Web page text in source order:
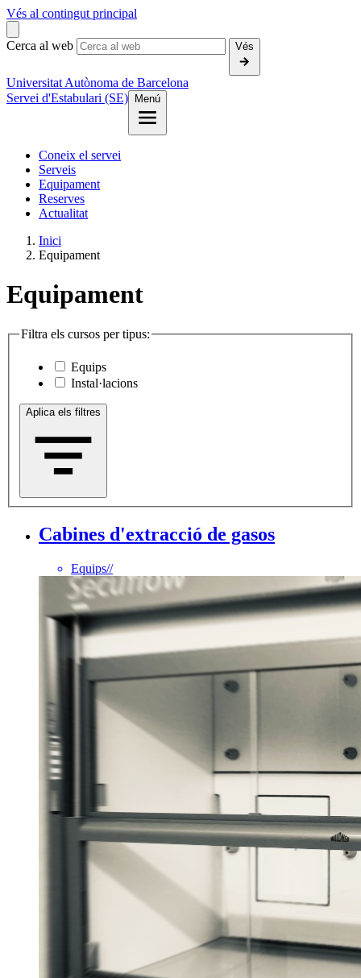
Vés al contingut principal
Cerca al web Vés
Universitat Autònoma de Barcelona
Servei d'Estabulari (SE)
Menú
Coneix el servei
Serveis
Equipament
Reserves
Actualitat
Inici
Equipament
Equipament
Filtra els cursos per tipus:
Equips
Instal·lacions
Aplica els filtres
Cabines d'extracció de gasos
Equips//